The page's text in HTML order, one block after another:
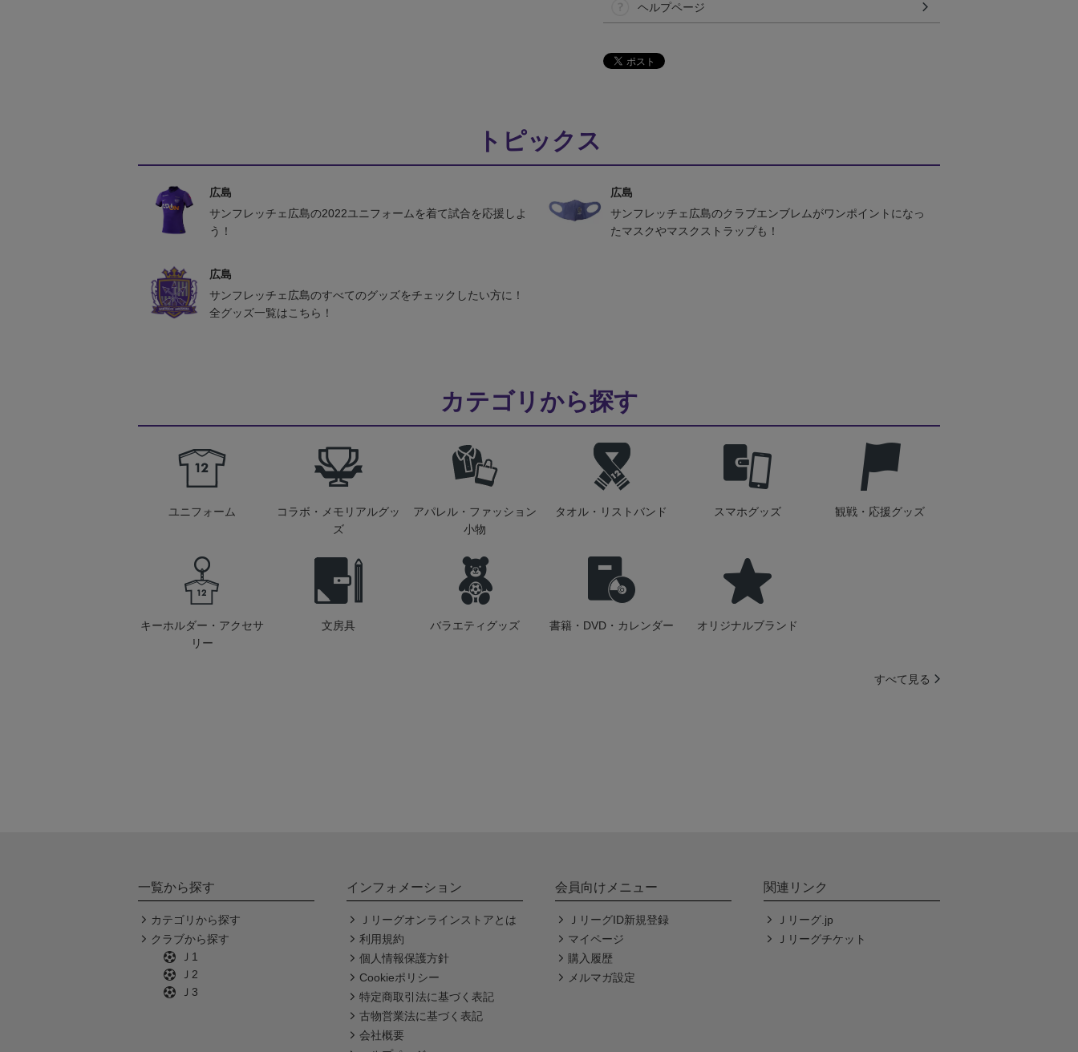
ヘルプページ
トピックス
広島
サンフレッチェ広島の2022ユニフォームを着て試合を応援しよ
う！
広島
サンフレッチェ広島のクラブエンブレムがワンポイントになっ
たマスクやマスクストラップも！
広島
サンフレッチェ広島のすべてのグッズをチェックしたい方に！
全グッズ一覧はこちら！
カテゴリから探す
ユニフォーム
コラボ・メモリアルグッ
ズ
アパレル・ファッション
小物
タオル・リストバンド スマホグッズ 観戦・応援グッズ
キーホルダー・アクセサ
リー
文房具 バラエティグッズ 書籍・DVD・カレンダー オリジナルブランド
すべて見る
一覧から探す
カテゴリから探す
クラブから探す
Ｊ1
Ｊ2
Ｊ3
インフォメーション
Ｊリーグオンラインストアとは
利用規約
個人情報保護方針
Cookieポリシー
特定商取引法に基づく表記
古物営業法に基づく表記
会社概要
会員向けメニュー
ＪリーグID新規登録
マイページ
購入履歴
メルマガ設定
関連リンク
Ｊリーグ.jp
Ｊリーグチケット